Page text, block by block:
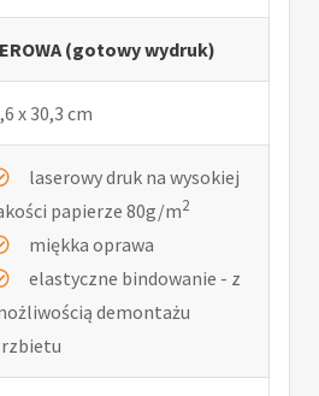
(gotowy wydruk)
x 30,3 cm
laserowy druk na wysokiej
papierze 80g/m2
miękka oprawa
elastyczne bindowanie - z
demontażu